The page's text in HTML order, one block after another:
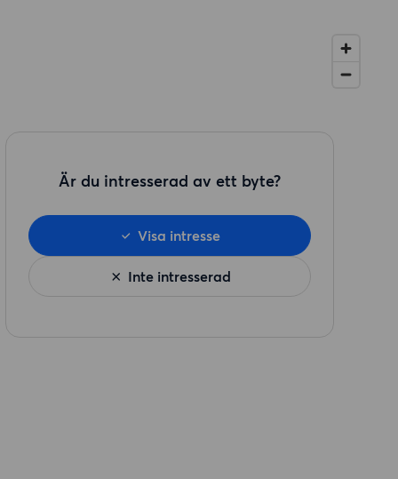
Är du intresserad av ett byte?
Inte intresserad
Visa intresse